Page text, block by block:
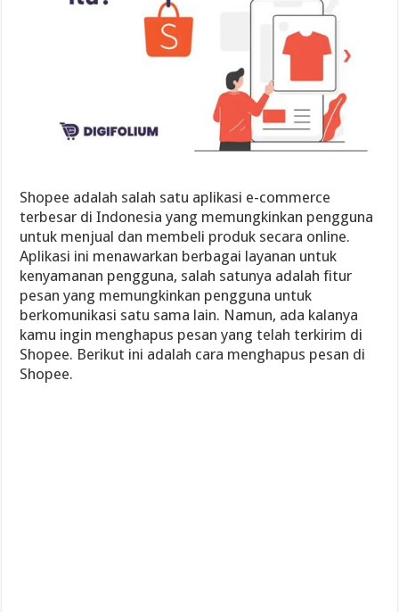
Shopee adalah salah satu aplikasi e-commerce
terbesar di Indonesia yang memungkinkan pengguna
untuk menjual dan membeli produk secara online.
Aplikasi ini menawarkan berbagai layanan untuk
kenyamanan pengguna, salah satunya adalah fitur
pesan yang memungkinkan pengguna untuk
berkomunikasi satu sama lain. Namun, ada kalanya
kamu ingin menghapus pesan yang telah terkirim di
Shopee. Berikut ini adalah cara menghapus pesan di
Shopee.